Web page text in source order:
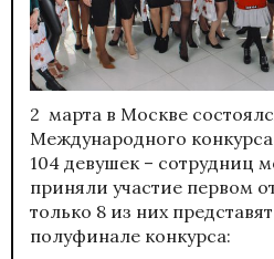
2 марта в Москве
Международного
104 девушек – сотрудниц
приняли участие первом
только 8 из них
полуфинале конкурса: